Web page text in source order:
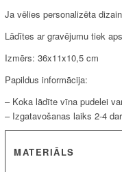
Ja vēlies personalizēta
Lādītes ar gravējumu tiek
Izmērs: 36x11x10,5 cm
Papildus informācija:
– Koka lādīte vīna pudelei
– Izgatavošanas laiks 2-4
MATERIĀLS